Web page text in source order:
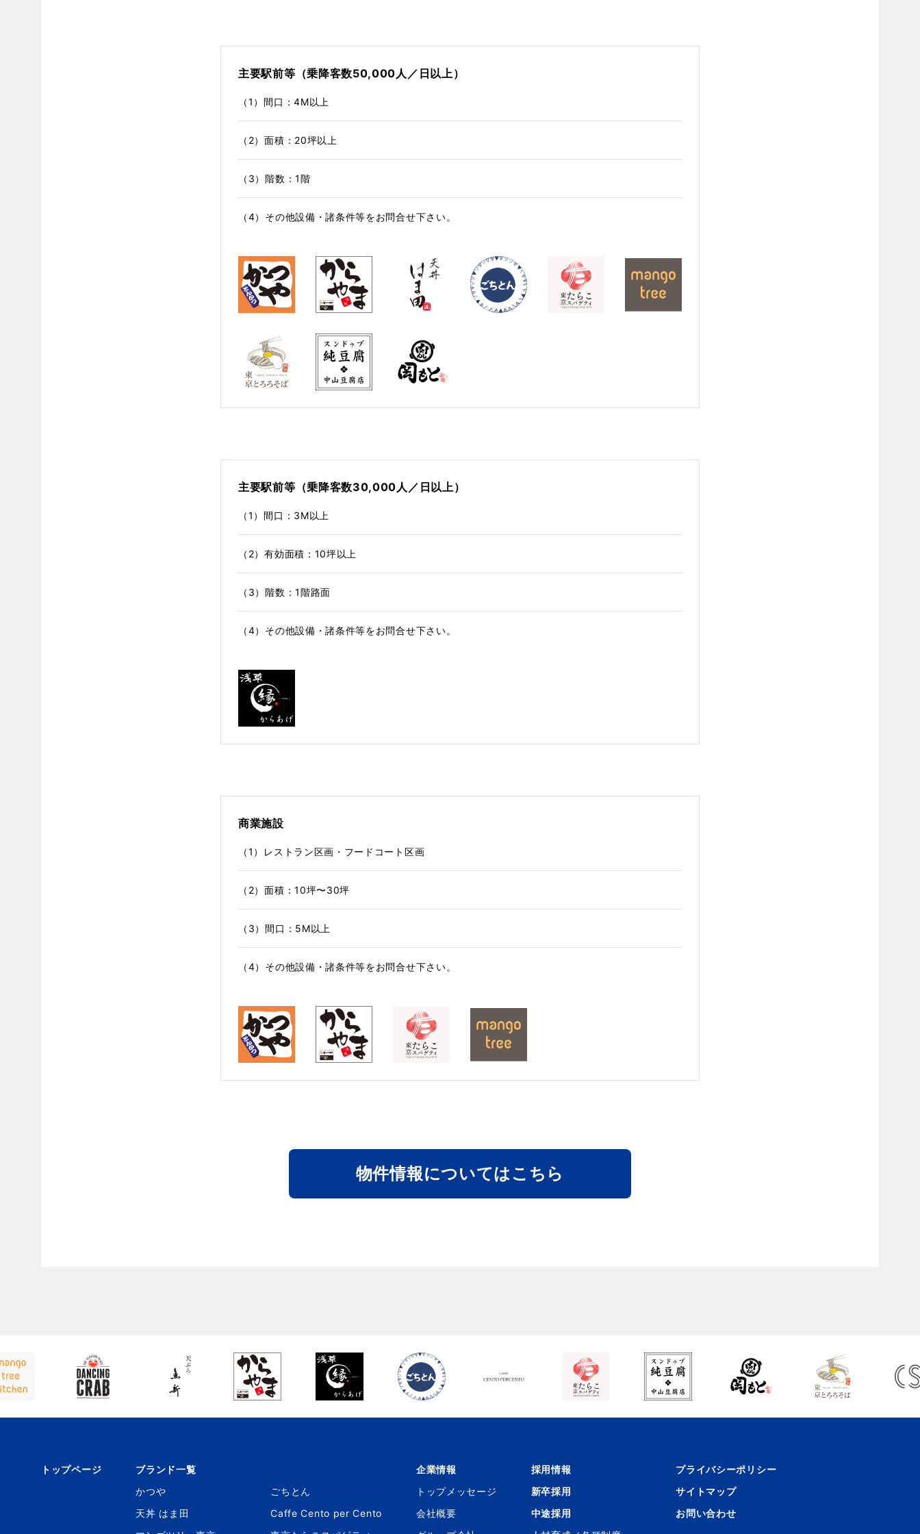
主要駅前等（乗降客数50,000人／日以上）
（1）間口：4M以上
（2）面積：20坪以上
（3）階数：1階
（4）その他設備・諸条件等をお問合せ下さい。
主要駅前等（乗降客数30,000人／日以上）
（1）間口：3M以上
（2）有効面積：10坪以上
（3）階数：1階路面
（4）その他設備・諸条件等をお問合せ下さい。
商業施設
（1）レストラン区画・フードコート区画
（2）面積：10坪〜30坪
（3）間口：5M以上
（4）その他設備・諸条件等をお問合せ下さい。
物件情報についてはこちら
トップページ
ブランド一覧
かつや
天丼 はま田
ごちとん
Caffe Cento per Cento
企業情報
トップメッセージ
会社概要
採用情報
新卒採用
中途採用
プライバシーポリシー
サイトマップ
お問い合わせ